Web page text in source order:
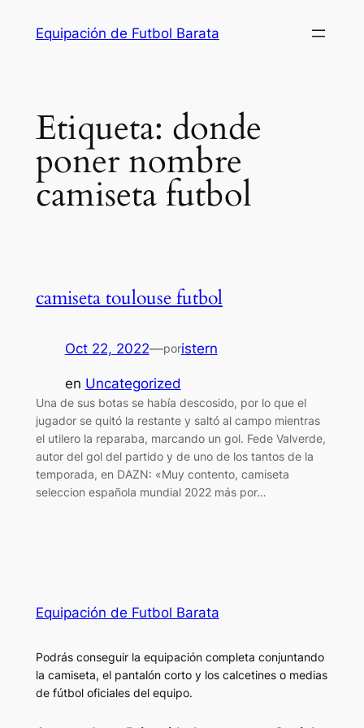
Equipación de Futbol Barata
Etiqueta: donde
poner nombre
camiseta futbol
camiseta toulouse futbol
Oct 22, 2022—poristern
en Uncategorized
Una de sus botas se había descosido, por lo que el
jugador se quitó la restante y saltó al campo mientras
el utilero la reparaba, marcando un gol. Fede Valverde,
autor del gol del partido y de uno de los tantos de la
temporada, en DAZN: «Muy contento, camiseta
seleccion española mundial 2022 más por…
Equipación de Futbol Barata
Podrás conseguir la equipación completa conjuntando
la camiseta, el pantalón corto y los calcetines o medias
de fútbol oficiales del equipo.